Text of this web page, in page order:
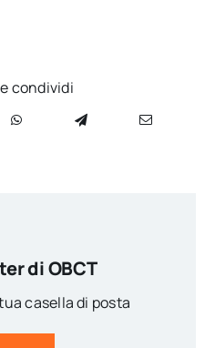
condividi
di OBCT
casella di posta